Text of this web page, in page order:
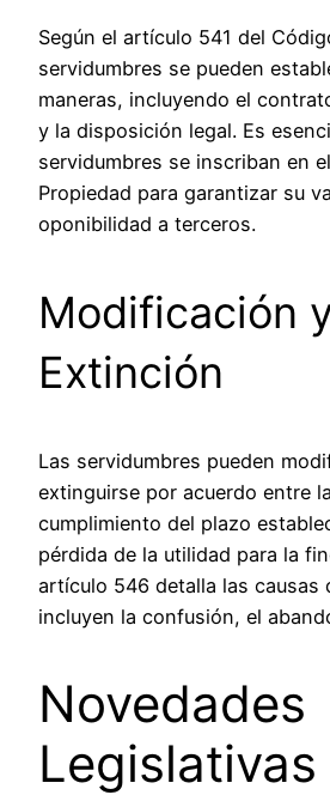
Según el artículo 541 del
servidumbres se pueden
maneras, incluyendo el
y la disposición legal. Es
servidumbres se inscriban en
Propiedad para garantizar su
oponibilidad a terceros.
Modificación
Extinción
Las servidumbres pueden
extinguirse por acuerdo entre
cumplimiento del plazo
pérdida de la utilidad para la
artículo 546 detalla las causas
incluyen la confusión, el
Novedades